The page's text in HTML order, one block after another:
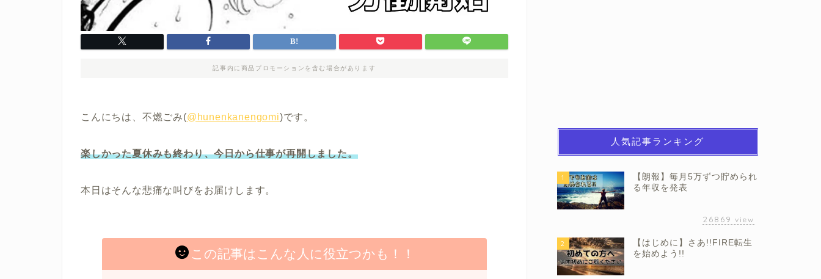
記事内に商品プロモーションを含む場合があります
こんにちは、不燃ごみ(@hunenkanengomi)です。
楽しかった夏休みも終わり、今日から仕事が再開しました。
本日はそんな悲痛な叫びをお届けします。
この記事はこんな人に役立つかも！！
人気記事ランキング
1
【朗報】毎月5万ずつ貯められ
る年収を発表
26869 view
2
【はじめに】さあ!!FIRE転生
を始めよう!!